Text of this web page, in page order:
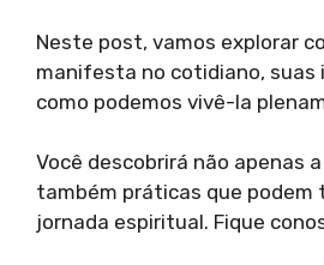
Neste post, vamos explorar
manifesta no cotidiano, suas
como podemos vivê-la
Você descobrirá não apenas
também práticas que podem
jornada espiritual. Fique